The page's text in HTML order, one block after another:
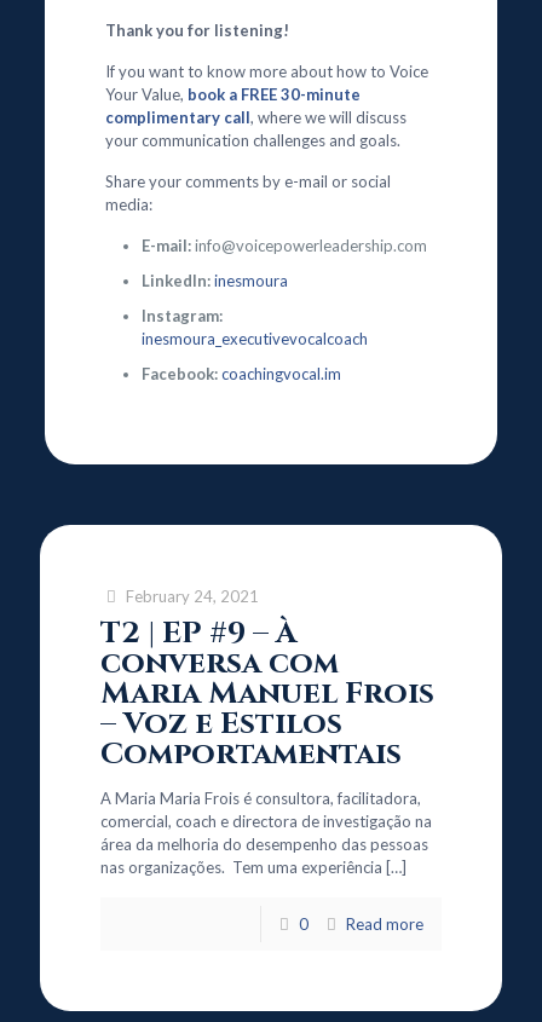
Thank you for listening!
If you want to know more about how to Voice
Your Value, book a FREE 30-minute
complimentary call, where we will discuss
your communication challenges and goals.
Share your comments by e-mail or social
media:
E-mail:info@voicepowerleadership.com
LinkedIn:inesmoura
Instagram:
inesmoura_executivevocalcoach
Facebook:coachingvocal.im
February 24, 2021
T2 | EP #9 – À
conversa com
Maria Manuel Frois
– Voz e Estilos
Comportamentais
A Maria Maria Frois é consultora, facilitadora,
comercial, coach e directora de investigação na
área da melhoria do desempenho das pessoas
nas organizações. Tem uma experiência […]
0 Read more